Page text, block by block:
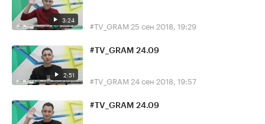
3:24 #TV_GRAM 25 сен 2018, 19:29
2:51
#TV_GRAM 24.09
#TV_GRAM 24 сен 2018, 19:57
#TV_GRAM 24.09